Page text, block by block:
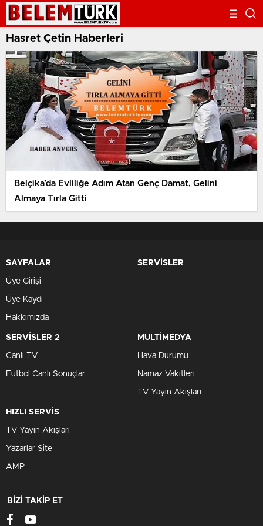
Hasret Çetin Haberleri
Belçika’da Evliliğe Adım Atan Genç Damat, Gelini
Almaya Tırla Gitti
SAYFALAR
Üye Girişi
Üye Kaydı
Hakkımızda
SERVİSLER
SERVİSLER 2
Canlı TV
Futbol Canlı Sonuçlar
MULTİMEDYA
Hava Durumu
Namaz Vakitleri
TV Yayın Akışları
HIZLI SERVİS
TV Yayın Akışları
Yazarlar Site
AMP
BİZİ TAKİP ET